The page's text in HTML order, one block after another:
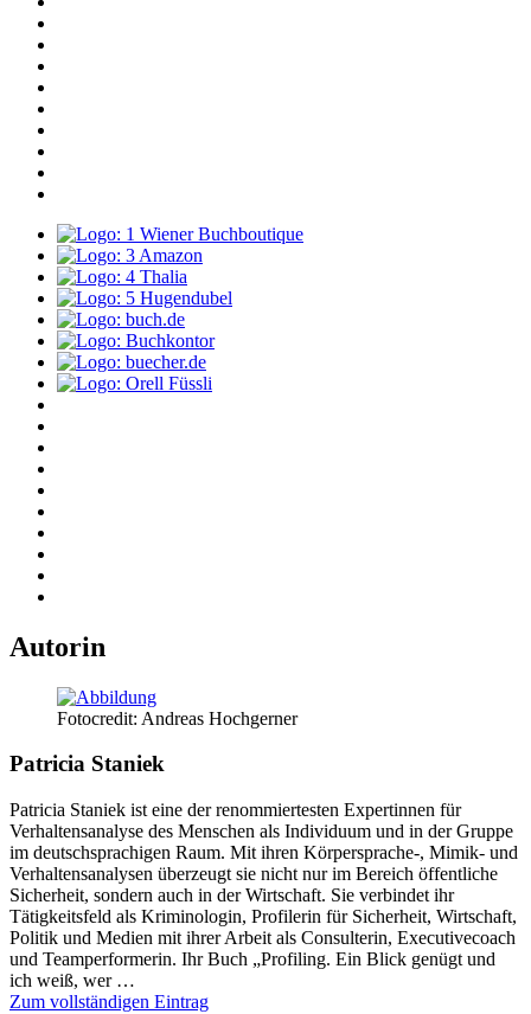
Autorin
Fotocredit: Andreas Hochgerner
Patricia Staniek
Patricia Staniek ist eine der renommiertesten Expertinnen für
Verhaltensanalyse des Menschen als Individuum und in der Gruppe
im deutschsprachigen Raum. Mit ihren Körpersprache-, Mimik- und
Verhaltensanalysen überzeugt sie nicht nur im Bereich öffentliche
Sicherheit, sondern auch in der Wirtschaft. Sie verbindet ihr
Tätigkeitsfeld als Kriminologin, Profilerin für Sicherheit, Wirtschaft,
Politik und Medien mit ihrer Arbeit als Consulterin, Executivecoach
und Teamperformerin. Ihr Buch „Profiling. Ein Blick genügt und
ich weiß, wer …
Zum vollständigen Eintrag